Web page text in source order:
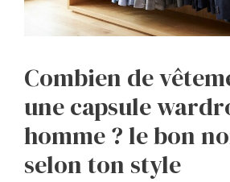
Combien de
une capsule
homme ? le bon
selon ton style